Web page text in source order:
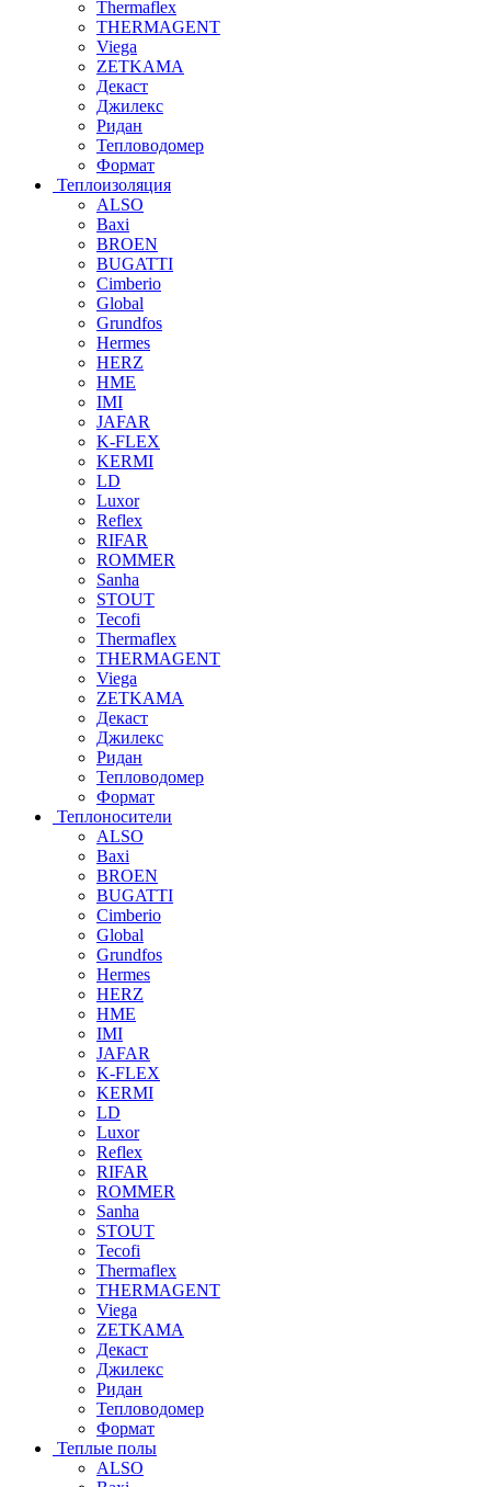
Thermaflex
THERMAGENT
Viega
ZETKAMA
Декаст
Джилекс
Ридан
Тепловодомер
Формат
Теплоизоляция
ALSO
Baxi
BROEN
BUGATTI
Cimberio
Global
Grundfos
Hermes
HERZ
HME
IMI
JAFAR
K-FLEX
KERMI
LD
Luxor
Reflex
RIFAR
ROMMER
Sanha
STOUT
Tecofi
Thermaflex
THERMAGENT
Viega
ZETKAMA
Декаст
Джилекс
Ридан
Тепловодомер
Формат
Теплоносители
ALSO
Baxi
BROEN
BUGATTI
Cimberio
Global
Grundfos
Hermes
HERZ
HME
IMI
JAFAR
K-FLEX
KERMI
LD
Luxor
Reflex
RIFAR
ROMMER
Sanha
STOUT
Tecofi
Thermaflex
THERMAGENT
Viega
ZETKAMA
Декаст
Джилекс
Ридан
Тепловодомер
Формат
Теплые полы
ALSO